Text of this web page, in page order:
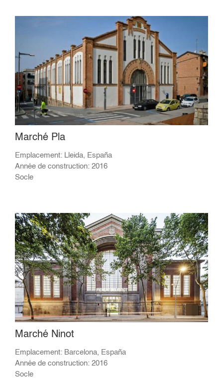
Marché Pla
Emplacement: Lleida, España
Année de construction: 2016
Socle
Marché Ninot
Emplacement: Barcelona, España
Année de construction: 2016
Socle